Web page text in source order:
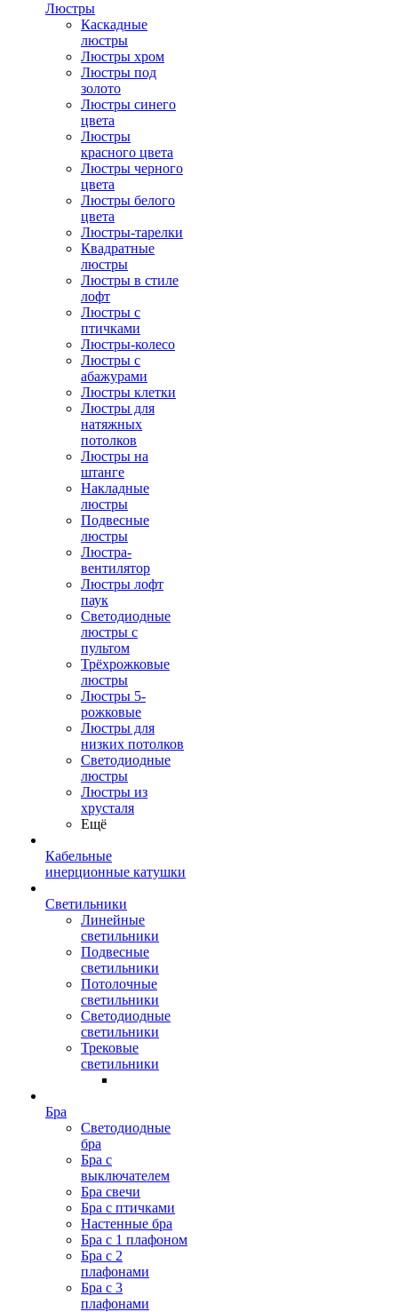
Люстры
Каскадные
люстры
Люстры хром
Люстры под
золото
Люстры синего
цвета
Люстры
красного цвета
Люстры черного
цвета
Люстры белого
цвета
Люстры-тарелки
Квадратные
люстры
Люстры в стиле
лофт
Люстры с
птичками
Люстры-колесо
Люстры с
абажурами
Люстры клетки
Люстры для
натяжных
потолков
Люстры на
штанге
Накладные
люстры
Подвесные
люстры
Люстра-
вентилятор
Люстры лофт
паук
Светодиодные
люстры с
пультом
Трёхрожковые
люстры
Люстры 5-
рожковые
Люстры для
низких потолков
Cветодиодные
люстры
Люстры из
хрусталя
Ещё
Кабельные
инерционные катушки
Светильники
Линейные
светильники
Подвесные
светильники
Потолочные
светильники
Светодиодные
светильники
Трековые
светильники
Бра
Светодиодные
бра
Бра с
выключателем
Бра свечи
Бра с птичками
Настенные бра
Бра с 1 плафоном
Бра с 2
плафонами
Бра с 3
плафонами